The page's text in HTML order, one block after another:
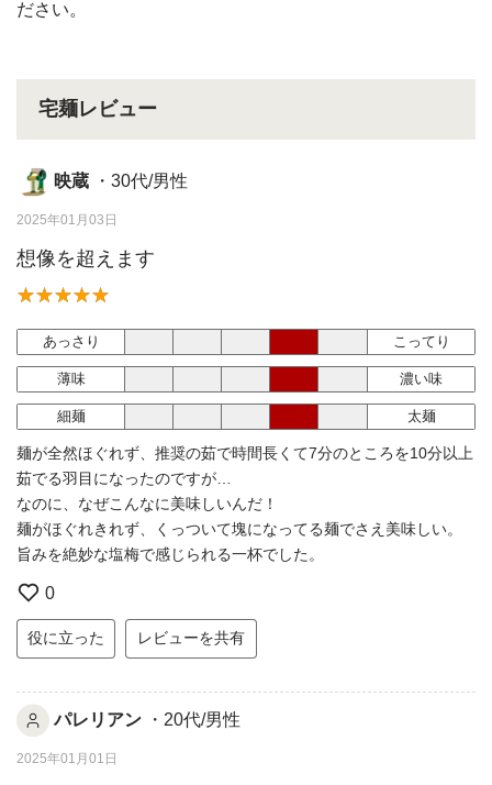
ださい。
宅麺レビュー
映蔵 ・30代/男性
2025年01月03日
想像を超えます
あっさり こってり
薄味 濃い味
細麺 太麺
麺が全然ほぐれず、推奨の茹で時間長くて7分のところを10分以上
茹でる羽目になったのですが…
なのに、なぜこんなに美味しいんだ！
麺がほぐれきれず、くっついて塊になってる麺でさえ美味しい。
旨みを絶妙な塩梅で感じられる一杯でした。
0
役に立った レビューを共有
パレリアン ・20代/男性
2025年01月01日